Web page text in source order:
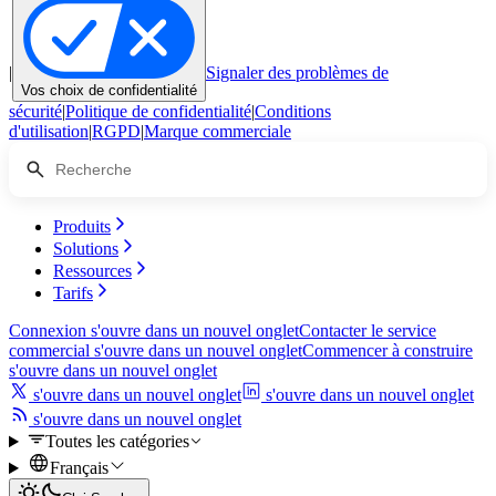
|
Vos choix de confidentialité
Signaler des problèmes de
sécurité|Politique de confidentialité|Conditions
d'utilisation|RGPD|Marque commerciale
Produits
Solutions
Ressources
Tarifs
Connexion s'ouvre dans un nouvel ongletContacter le service
commercial s'ouvre dans un nouvel ongletCommencer à construire
s'ouvre dans un nouvel onglet
s'ouvre dans un nouvel onglet
s'ouvre dans un nouvel onglet
s'ouvre dans un nouvel onglet
Toutes les catégories
Français